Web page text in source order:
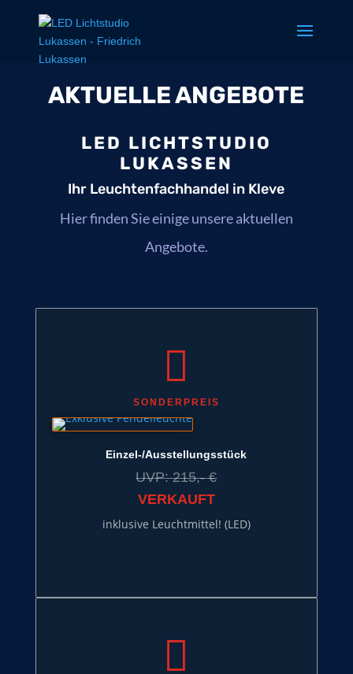
AKTUELLE ANGEBOTE
LED LICHTSTUDIO
LUKASSEN
Ihr Leuchtenfachhandel in Kleve
Hier finden Sie einige unsere aktuellen
Angebote.

SONDERPREIS
Einzel-/Ausstellungsstück
UVP: 215,- €
VERKAUFT
inklusive Leuchtmittel! (LED)
